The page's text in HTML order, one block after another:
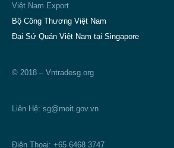
Việt Nam Export
Bộ Công Thương Việt Nam
Đại Sứ Quán Việt Nam tại Singapore
© 2018 – Vntradesg.org
Liên Hệ: sg@moit.gov.vn
Điện Thoại: +65 6468 3747